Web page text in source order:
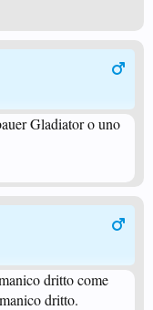
Gladiator o uno
dritto come
dritto.